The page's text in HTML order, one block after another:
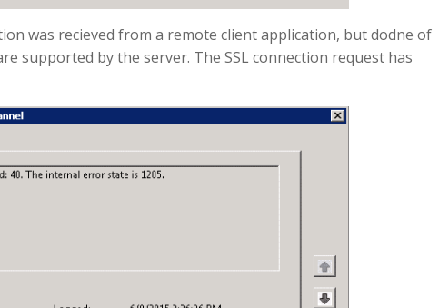
was recieved from a remote client application, but dodne of
supported by the server. The SSL connection request has